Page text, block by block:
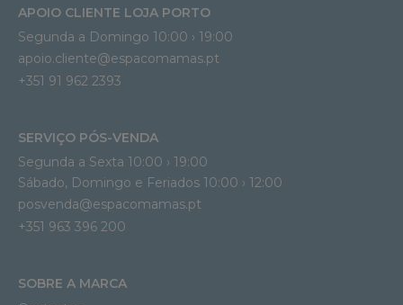
APOIO CLIENTE LOJA PORTO
Segunda a Domingo 10:00 › 19:00
apoio.cliente@espacomamas.pt
+351 91 962 2393
SERVIÇO PÓS-VENDA
Segunda a Sexta 10:00 › 19:00
Sábado, Domingo e Feriados 10:00 › 12:00
posvenda@espacomamas.pt
+351 963 396 200
SOBRE A MARCA